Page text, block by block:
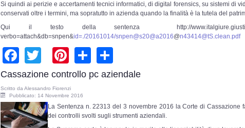
Si quindi ai perizie e accertamenti tecnici informatici, di digital forensics, su sistemi di
conservati oltre i termini, ma sopratutto in azienda quando la finalità è la tutela del
Qui il testo della sentenza http://www.italgiure.giustizia.it/
verbo=attach&db=snpen&id=./20161014/snpen@s20@a2016@n43414@tS.clean.pdf
Facebook
TwitterPinterest
Share
Cassazione controllo pc aziendale
Scritto da Alessandro Fiorenzi
Pubblicato: 14 Novembre 2016
La Sentenza n. 22313 del 3 novembre 2016 la Corte di Cassazione
dei controlli svolti sugli strumenti aziendali.